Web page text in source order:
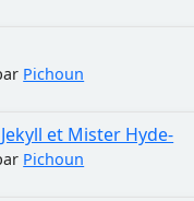
Pichoun
et Mister Hyde-
Pichoun